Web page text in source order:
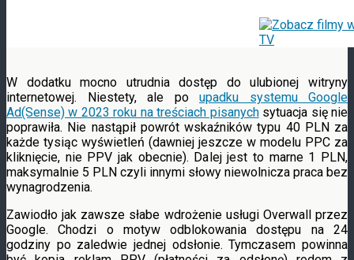
W dodatku mocno utrudnia dostęp do ulubionej witryny
internetowej. Niestety, ale po upadku systemu Google
Ad(Sense) w 2023 roku na treściach pisanychsytuacja się nie
poprawiła. Nie nastąpił powrót wskaźników typu 40 PLN za
każde tysiąc wyświetleń (dawniej jeszcze w modelu PPC za
kliknięcie, nie PPV jak obecnie). Dalej jest to marne 1 PLN,
maksymalnie 5 PLN czyli innymi słowy niewolnicza praca bez
wynagrodzenia.
Zawiodło jak zawsze słabe wdrożenie usługi Overwall przez
Google. Chodzi o motyw odblokowania dostępu na 24
godziny po zaledwie jednej odsłonie. Tymczasem powinna